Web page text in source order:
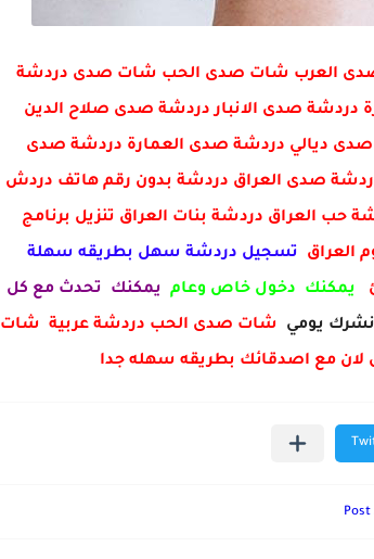
صدى العرب شات صدى الحب شات صدى دردشة
صدى الانبار دردشة صدى صلاح الدين
ديالي دردشة صدى العمارة دردشة صدى
صدى العراق دردشة بدون رقم هاتف دردش
العراق دردشة بنات العراق تنزيل برنامج
العراق تسجيل دردشة سهل بطريقه سهلة
يمكنك دخول خاص وعام يمكنك تحدث مع كل
يومي شات صدى الحب دردشة عربية شات
مع اصدقائك بطريقه سهله جدا